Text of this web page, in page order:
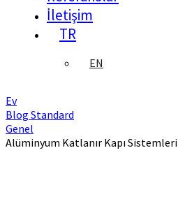
İletişim
TR
EN
Ev
Blog Standard
Genel
Alüminyum Katlanır Kapı Sistemleri